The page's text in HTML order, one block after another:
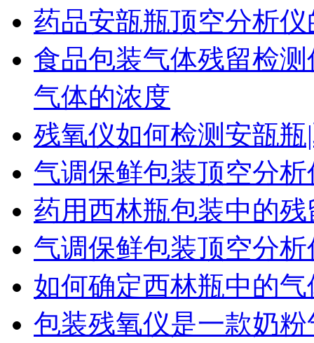
药品安瓿瓶顶空分析
食品包装气体残留检
气体的浓度
残氧仪如何检测安瓿
气调保鲜包装顶空分
药用西林瓶包装中的
气调保鲜包装顶空分
如何确定西林瓶中的
包装残氧仪是一款奶